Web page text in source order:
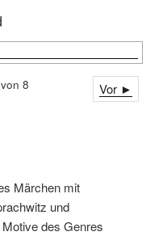
Vor ►
8
Märchen mit
und
des Genres